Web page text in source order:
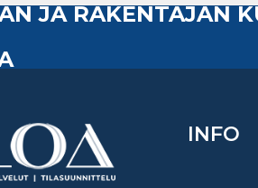
JA RAKENTAJAN
INFO